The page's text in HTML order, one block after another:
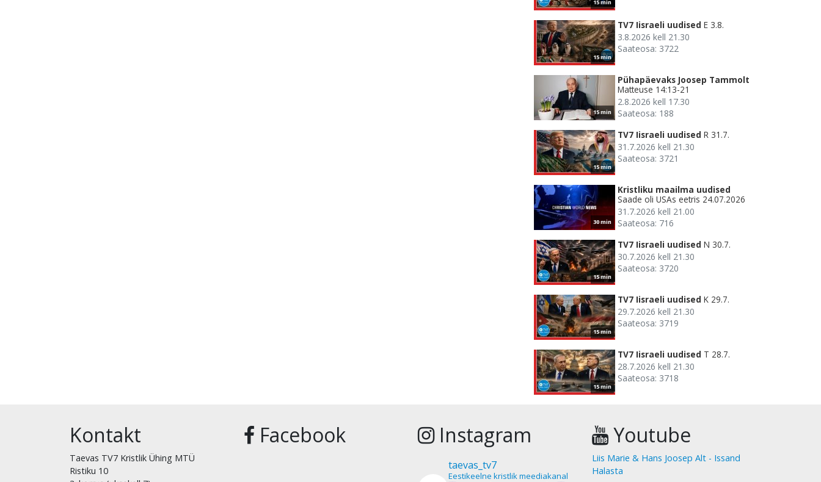
15 min
15 min
TV7 Iisraeli uudised E 3.8.
3.8.2026 kell 21.30
Saateosa: 3722
15 min
Pühapäevaks Joosep Tammolt
Matteuse 14:13-21
2.8.2026 kell 17.30
Saateosa: 188
15 min
TV7 Iisraeli uudised R 31.7.
31.7.2026 kell 21.30
Saateosa: 3721
30 min
Kristliku maailma uudised
Saade oli USAs eetris 24.07.2026
31.7.2026 kell 21.00
Saateosa: 716
15 min
TV7 Iisraeli uudised N 30.7.
30.7.2026 kell 21.30
Saateosa: 3720
15 min
TV7 Iisraeli uudised K 29.7.
29.7.2026 kell 21.30
Saateosa: 3719
15 min
TV7 Iisraeli uudised T 28.7.
28.7.2026 kell 21.30
Saateosa: 3718
Kontakt
Taevas TV7 Kristlik Ühing MTÜ
Ristiku 10
Facebook Instagram
taevas_tv7
Eestikeelne kristlik meediakanal
Youtube
Liis Marie & Hans Joosep Alt - Issand
Halasta